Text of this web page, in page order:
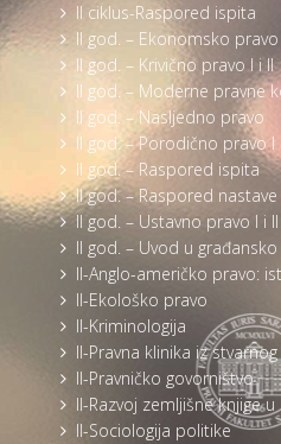
II ciklus-Raspored ispita
II god. – Ekonomsko pravo
II god. – Krivično pravo I i II
II god. – Moderne pravne
II god. – Nasljedno pravo
II god. – Porodično pravo I
II god. – Raspored ispita
II god. – Raspored
II god. – Ustavno pravo I i II
II god. – Uvod u
II-Anglo-američko pravo:
II-Ekološko pravo
II-Kriminologija
II-Pravna klinika iz
II-Pravničko govorništvo
II-Razvoj zemljišne knjige u
II-Sociologija politike